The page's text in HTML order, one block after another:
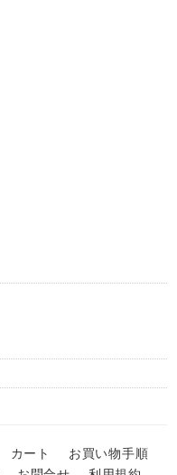
カート
お買い物手順